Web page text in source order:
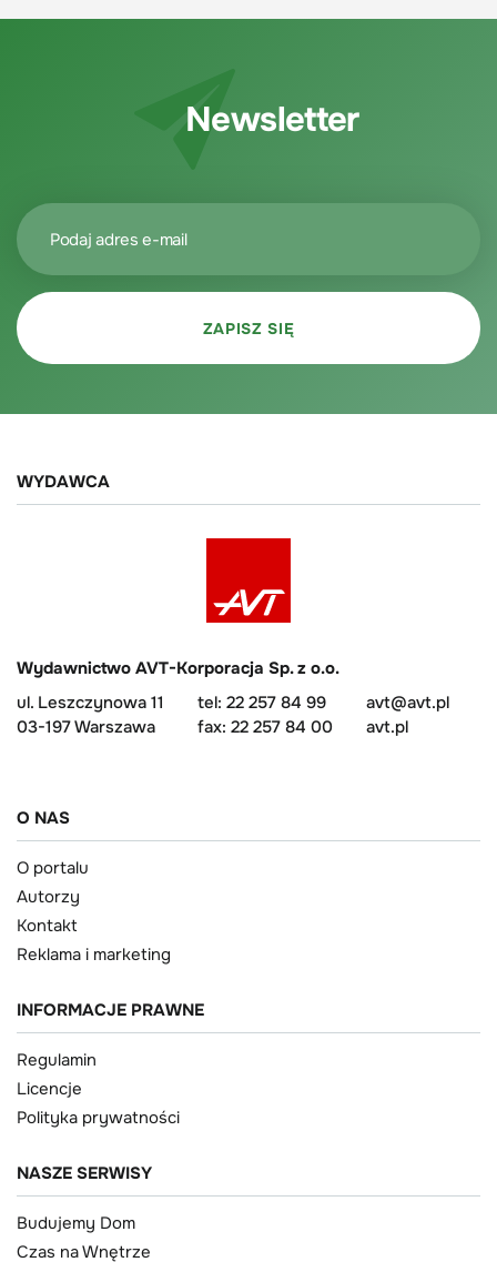
Newsletter
WYDAWCA
Wydawnictwo AVT-Korporacja Sp. z o.o.
ul. Leszczynowa 11
03-197 Warszawa
tel: 22 257 84 99
fax: 22 257 84 00
avt@avt.pl
avt.pl
O NAS
O portalu
Autorzy
Kontakt
Reklama i marketing
INFORMACJE PRAWNE
Regulamin
Licencje
Polityka prywatności
NASZE SERWISY
Budujemy Dom
Czas na Wnętrze